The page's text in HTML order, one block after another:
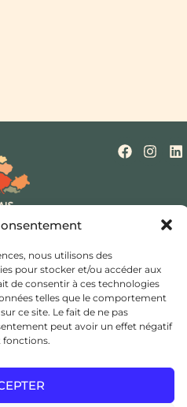
nous utilisons des
pour stocker et/ou accéder aux
de consentir à ces technologies
telles que le comportement
ce site. Le fait de ne pas
peut avoir un effet négatif
fonctions.
Nos missions
de cookies (UE)
d’agglomération,
Cholet
TRAITANT